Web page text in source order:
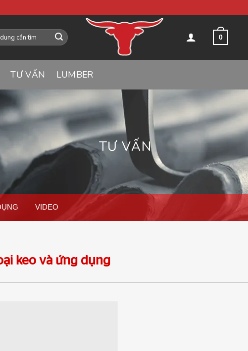
0
TƯ VẤN LUMBER
TƯ VẤN
VIDEO
keo và ứng dụng